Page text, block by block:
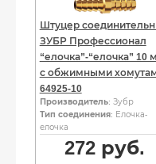
Штуцер
ЗУБР Профессионал
“елочка”-“елочка” 10
с обжимными
64925-10
Производитель: Зубр
Тип соединения: Елочка-
елочка
272 руб.